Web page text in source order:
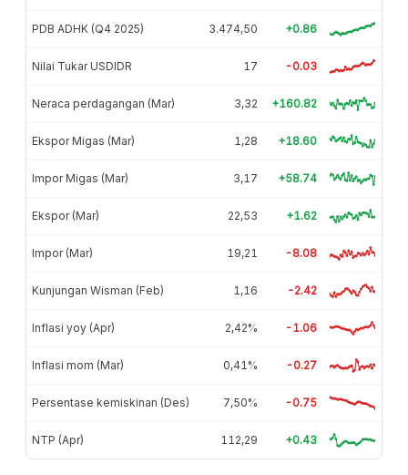
PDB ADHK (Q4 2025) 3.474,50 +0.86
Nilai Tukar USDIDR 17 -0.03
Neraca perdagangan (Mar) 3,32 +160.82
Ekspor Migas (Mar) 1,28 +18.60
Impor Migas (Mar) 3,17 +58.74
Ekspor (Mar) 22,53 +1.62
Impor (Mar) 19,21 -8.08
Kunjungan Wisman (Feb) 1,16 -2.42
Inflasi yoy (Apr) 2,42% -1.06
Inflasi mom (Mar) 0,41% -0.27
Persentase kemiskinan (Des) 7,50% -0.75
NTP (Apr) 112,29 +0.43